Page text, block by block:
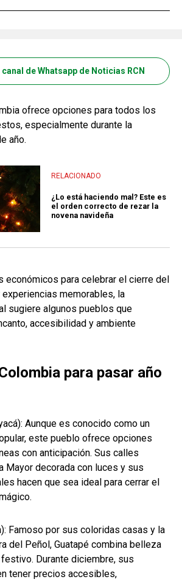
de Whatsapp de Noticias RCN
ofrece opciones para todos los
especialmente durante la
año.
RELACIONADO
¿Lo está haciendo mal? Este es
el orden correcto de rezar la
novena navideña
económicos para celebrar el cierre del
memorables, la
sugiere algunos pueblos que
accesibilidad y ambiente
para pasar año
Aunque es conocido como un
este pueblo ofrece opciones
con anticipación. Sus calles
Mayor decorada con luces y sus
hacen que sea ideal para cerrar el
Famoso por sus coloridas casas y la
del Peñol, Guatapé combina belleza
Durante diciembre, sus
tener precios accesibles,